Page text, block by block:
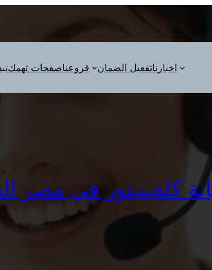
صفحات تهمكفروعنا تفعيل الضماناخبارنا
في مصر الجديدة 01112124913 وكيل